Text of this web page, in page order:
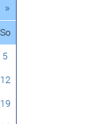
»
So
5
12
19